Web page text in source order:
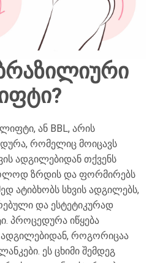
ან BBL, არის
რომელიც მოიცავს
ადგილებიდან თქვენს
ზრდის და ფორმირებს
ატიბხობს სხვის ადგილებს,
და ესტეტიკურად
პროცედურა იწყება
ადგილებიდან, როგორიცაა
ეს ცხიმი შემდეგ